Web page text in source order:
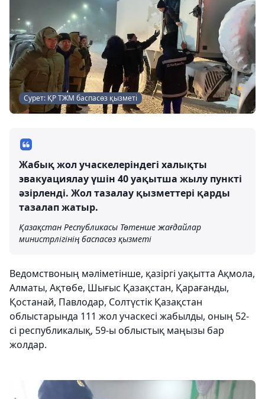
Сурет: ҚР ТЖМ баспасөз қызметі
Жабық жол учаскелеріндегі халықты
эвакуациялау үшін 40 уақытша жылу пункті
әзірленді. Жол тазалау қызметтері қарды
тазалап жатыр.
Қазақстан Республикасы Төтенше жағдайлар
министрлігінің баспасөз қызметі
Ведомствоның мәліметінше, қазіргі уақытта Ақмола,
Алматы, Ақтөбе, Шығыс Қазақстан, Қарағанды,
Қостанай, Павлодар, Солтүстік Қазақстан
облыстарында 111 жол учаскесі жабылды, оның 52-
сі республикалық, 59-ы облыстық маңызы бар
жолдар.